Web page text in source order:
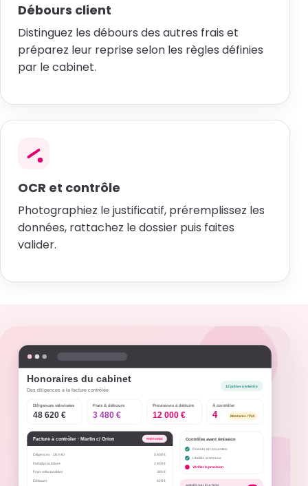
Débours client
Distinguez les débours des autres frais et
préparez leur reprise selon les règles définies
par le cabinet.
OCR et contrôle
Photographiez le justificatif, préremplissez les
données, rattachez le dossier puis faites
valider.